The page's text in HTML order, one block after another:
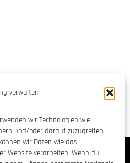
verwalten
wir Technologien wie
und/oder darauf zuzugreifen.
wir Daten wie das
Website verarbeiten. Wenn du